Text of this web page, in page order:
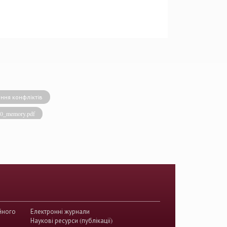
конфліктів
акти КСУ
України
Електронні журнали
Наукові ресурси (публікації)